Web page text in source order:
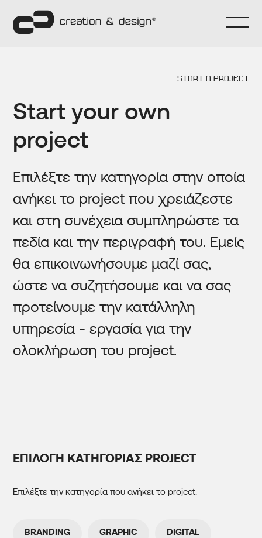
~
44
UPDATES
START A PROJECT
Start your own
project
Επιλέξτε την κατηγορία στην οποία
ανήκει το project που χρειάζεστε
και στη συνέχεια συμπληρώστε τα
πεδία και την περιγραφή του. Εμείς
θα επικοινωνήσουμε μαζί σας,
ώστε να συζητήσουμε και να σας
προτείνουμε την κατάλληλη
υπηρεσία - εργασία για την
ολοκλήρωση του project.
ΕΠΙΛΟΓΗ ΚΑΤΗΓΟΡΙΑΣ PROJECT
Επιλέξτε την κατηγορία που ανήκει το project.
BRANDING GRAPHIC DIGITAL